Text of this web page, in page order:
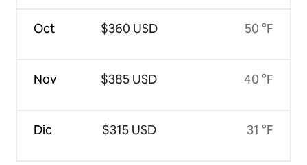
Oct
Nov
Dic
$360 USD
$385 USD
$315 USD
50 °F
40 °F
31 °F